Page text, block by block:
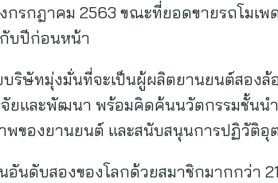
กรกฎาคม 2563 ขณะที่ยอดขายรถโมเพ
กับปีก่อนหน้า
ริษัทมุ่งมั่นที่จะเป็นผู้ผลิตยานยนต์สองล้
ยและพัฒนา พร้อมคิดค้นนวัตกรรมชั้นน
ของยานยนต์ และสนับสนุนการปฏิวัติอุ
นดับสองของโลกด้วยสมาชิกมากกว่า